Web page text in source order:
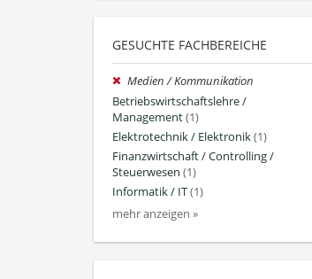
GESUCHTE FACHBEREICHE
Medien / Kommunikation
Betriebswirtschaftslehre /
Management(1)
Elektrotechnik / Elektronik(1)
Finanzwirtschaft / Controlling /
Steuerwesen (1)
Informatik / IT(1)
mehr anzeigen »